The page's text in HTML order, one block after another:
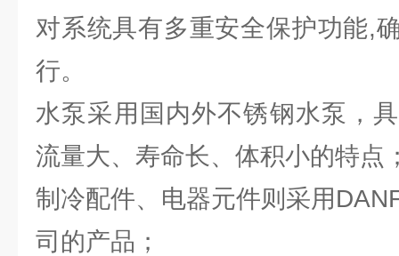
对系统具有多重安全保护功能,
行。
水泵采用国内外不锈钢水泵，
流量大、寿命长、体积小的特点
制冷配件、电器元件则采用
司的产品；